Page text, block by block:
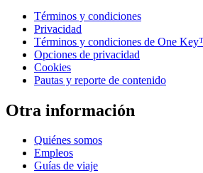
Términos y condiciones
Privacidad
Términos y condiciones de One
Opciones de privacidad
Cookies
Pautas y reporte de contenido
Otra información
Quiénes somos
Empleos
Guías de viaje